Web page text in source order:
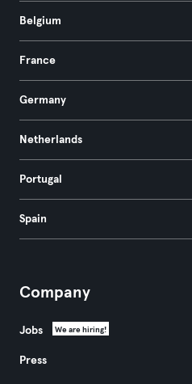
Belgium
France
Germany
Netherlands
Portugal
Spain
Company
Jobs We are hiring!
Press